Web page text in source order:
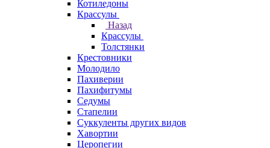
Котиледоны
Крассулы
Назад
Крассулы
Толстянки
Крестовники
Молодило
Пахиверии
Пахифитумы
Седумы
Стапелии
Суккуленты других видов
Хавортии
Церопегии